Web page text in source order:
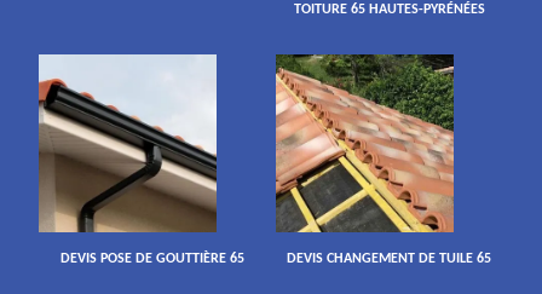
TOITURE 65 HAUTES-PYRÉNÉES
DEVIS POSE DE GOUTTIÈRE 65 DEVIS CHANGEMENT DE TUILE 65